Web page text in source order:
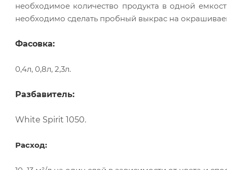
необходимое количество продукта в одной
необходимо сделать пробный выкрас на
Фасовка:
0,4л, 0,8л, 2,3л.
Разбавитель:
White Spirit 1050.
Расход: